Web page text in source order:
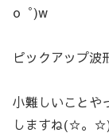
o゜)w
ピックアップ
小難しいことや
しますね(☆。